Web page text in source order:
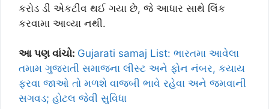
કરોડ ડી એકટીવ થઈ ગયા છે, જે આધાર સાથે લિંક
કરવામા આવ્યા નથી.
આ પણ વાંચો: Gujarati samaj List: ભારતમા આવેલા
તમામ ગુજરાતી સમાજના લીસ્ટ અને ફોન નંબર, કયાય
ફરવા જાઓ તો મળશે વાજબી ભાવે રહેવા અને જમવાની
સગવડ; હોટલ જેવી સુવિધા